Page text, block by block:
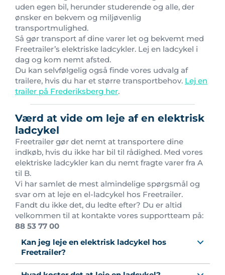
uden egen bil, herunder studerende og alle, der
ønsker en bekvem og miljøvenlig
transportmulighed.
Så gør transport af dine varer let og bekvemt med
Freetrailer’s elektriske ladcykler. Lej en ladcykel i
dag og kom nemt afsted.
Du kan selvfølgelig også finde vores udvalg af
trailere, hvis du har et større transportbehov. Lej en
trailer på Frederiksberg her.
Værd at vide om leje af en elektrisk
ladcykel
Freetrailer gør det nemt at transportere dine
indkøb, hvis du ikke har bil til rådighed. Med vores
elektriske ladcykler kan du nemt fragte varer fra A
til B.
Vi har samlet de mest almindelige spørgsmål og
svar om at leje en el-ladcykel hos Freetrailer.
Fandt du ikke det, du ledte efter? Du er altid
velkommen til at kontakte vores supportteam på:
88 53 77 00
Kan jeg leje en elektrisk ladcykel hos
Freetrailer?